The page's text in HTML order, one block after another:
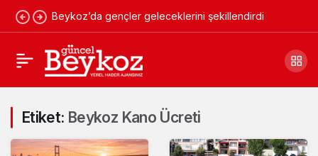
Beykoz’da gençler geleceklerini şekillendirdi
Etiket: Beykoz Kano Ücreti